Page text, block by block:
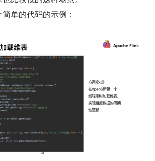
单的代码的示例：